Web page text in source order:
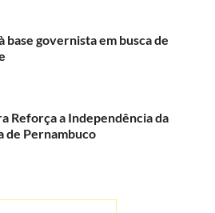
base governista em busca de
Reforça a Independência da
de Pernambuco